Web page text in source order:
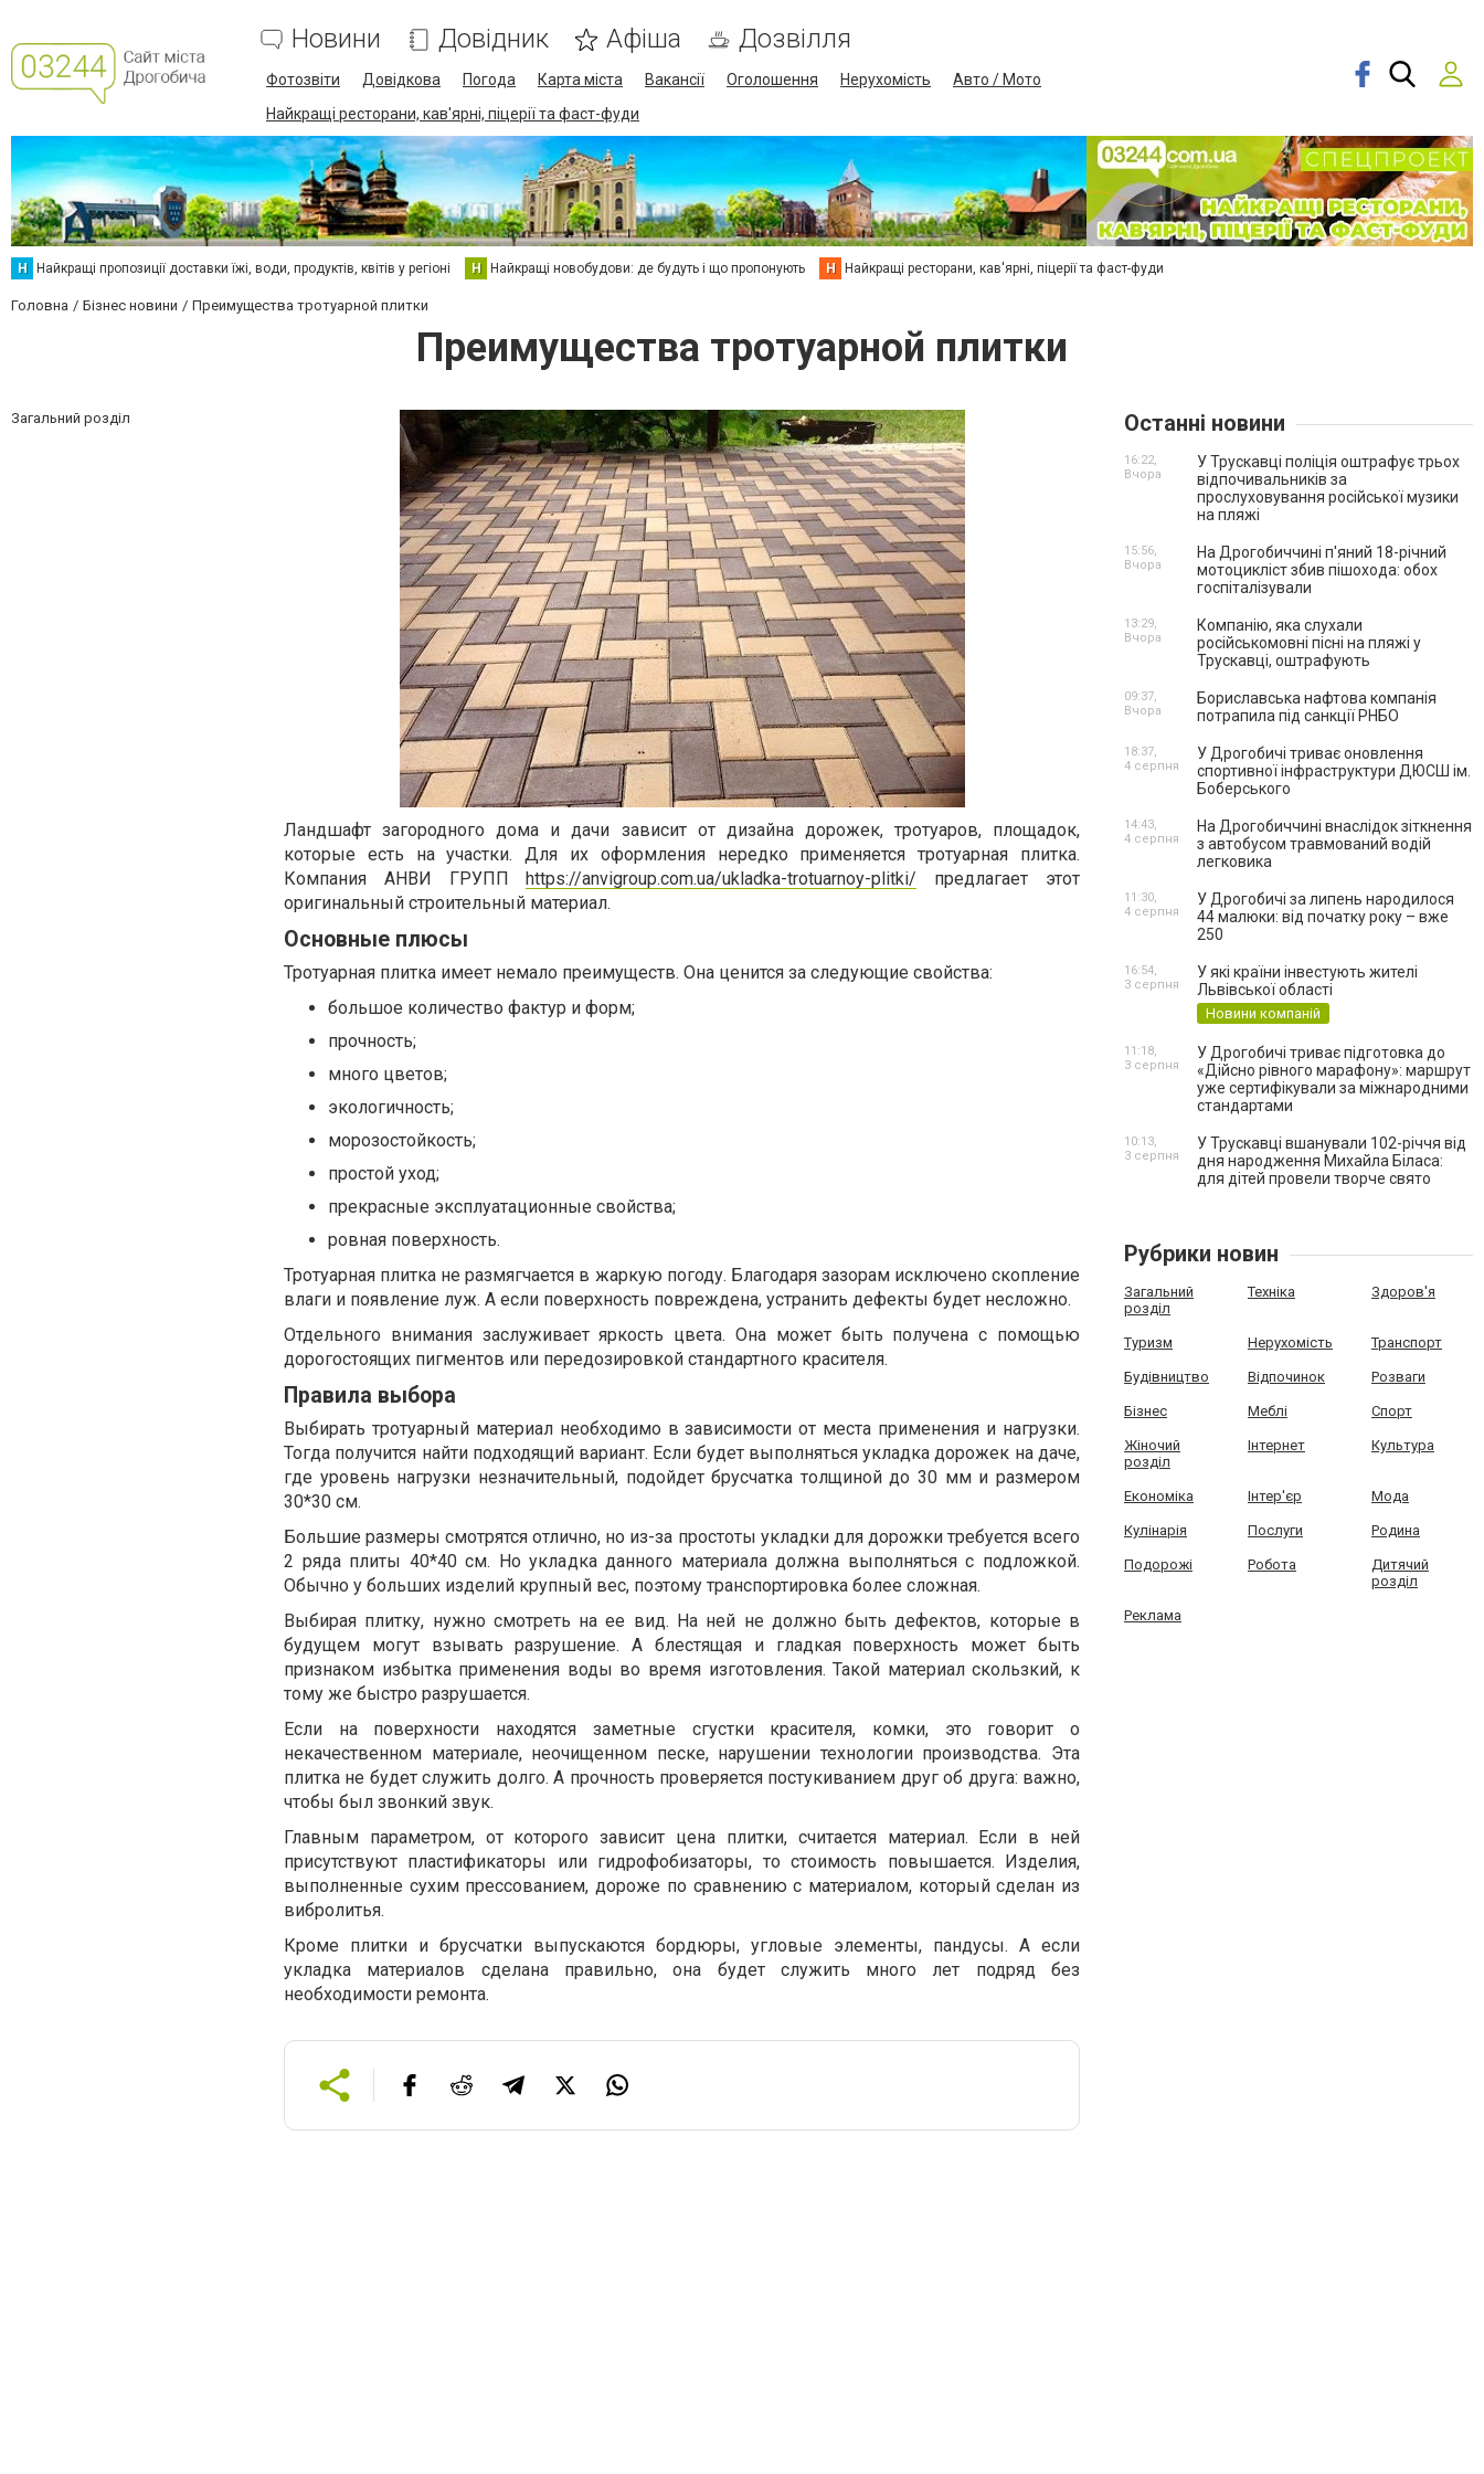
Новини Довідник Афіша Дозвілля
Фотозвіти Довідкова Погода Карта міста Вакансії Оголошення Нерухомість
Авто / Мото
Найкращі ресторани, кав'ярні, піцерії та фаст-фуди
Н Найкращі пропозиції доставки їжі, води, продуктів, квітів у регіоні Н Найкращі новобудови: де будуть і що пропонують Н Найкращі ресторани, кав'ярні, піцерії та фаст-фуди
Головна Бізнес новини Преимущества тротуарной плитки
Преимущества тротуарной плитки
Загальний розділ
Ландшафт загородного дома и дачи зависит от дизайна дорожек, тротуаров, площадок,
которые есть на участки. Для их оформления нередко применяется тротуарная плитка.
Компания АНВИ ГРУППhttps://anvigroup.com.ua/ukladka-trotuarnoy-plitki/ предлагает этот
оригинальный строительный материал.
Основные плюсы
Тротуарная плитка имеет немало преимуществ. Она ценится за следующие свойства:
большое количество фактур и форм;
прочность;
много цветов;
экологичность;
морозостойкость;
простой уход;
прекрасные эксплуатационные свойства;
ровная поверхность.
Тротуарная плитка не размягчается в жаркую погоду. Благодаря зазорам исключено скопление
влаги и появление луж. А если поверхность повреждена, устранить дефекты будет несложно.
Отдельного внимания заслуживает яркость цвета. Она может быть получена с помощью
дорогостоящих пигментов или передозировкой стандартного красителя.
Правила выбора
Выбирать тротуарный материал необходимо в зависимости от места применения и нагрузки.
Тогда получится найти подходящий вариант. Если будет выполняться укладка дорожек на даче,
где уровень нагрузки незначительный, подойдет брусчатка толщиной до 30 мм и размером
30*30 см.
Большие размеры смотрятся отлично, но из-за простоты укладки для дорожки требуется всего
2 ряда плиты 40*40 см. Но укладка данного материала должна выполняться с подложкой.
Обычно у больших изделий крупный вес, поэтому транспортировка более сложная.
Выбирая плитку, нужно смотреть на ее вид. На ней не должно быть дефектов, которые в
будущем могут взывать разрушение. А блестящая и гладкая поверхность может быть
признаком избытка применения воды во время изготовления. Такой материал скользкий, к
тому же быстро разрушается.
Если на поверхности находятся заметные сгустки красителя, комки, это говорит о
некачественном материале, неочищенном песке, нарушении технологии производства. Эта
плитка не будет служить долго. А прочность проверяется постукиванием друг об друга: важно,
чтобы был звонкий звук.
Главным параметром, от которого зависит цена плитки, считается материал. Если в ней
присутствуют пластификаторы или гидрофобизаторы, то стоимость повышается. Изделия,
выполненные сухим прессованием, дороже по сравнению с материалом, который сделан из
вибролитья.
Кроме плитки и брусчатки выпускаются бордюры, угловые элементы, пандусы. А если
укладка материалов сделана правильно, она будет служить много лет подряд без
необходимости ремонта.
Останні новини
У Трускавці поліція оштрафує трьох
відпочивальників за
прослуховування російської музики
на пляжі
16:22,
Вчора
На Дрогобиччині п'яний 18-річний
мотоцикліст збив пішохода: обох
госпіталізували
15:56,
Вчора
Компанію, яка слухали
російськомовні пісні на пляжі у
Трускавці, оштрафують
13:29,
Вчора
Бориславська нафтова компанія
потрапила під санкції РНБО
09:37,
Вчора
У Дрогобичі триває оновлення
спортивної інфраструктури ДЮСШ ім.
Боберського
18:37,
4 серпня
На Дрогобиччині внаслідок зіткнення
з автобусом травмований водій
легковика
14:43,
4 серпня
У Дрогобичі за липень народилося
44 малюки: від початку року – вже
250
11:30,
4 серпня
У які країни інвестують жителі
Львівської області
Новини компаній
16:54,
3 серпня
У Дрогобичі триває підготовка до
«Дійсно рівного марафону»: маршрут
уже сертифікували за міжнародними
стандартами
11:18,
3 серпня
У Трускавці вшанували 102-річчя від
дня народження Михайла Біласа:
для дітей провели творче свято
10:13,
3 серпня
Рубрики новин
Загальний
розділ
Техніка Здоров'я
Туризм Нерухомість Транспорт
Будівництво Відпочинок Розваги
Бізнес Меблі Спорт
Жіночий
розділ
Інтернет Культура
Економіка Інтер'єр Мода
Кулінарія Послуги Родина
Подорожі Робота
Дитячий
розділ
Реклама